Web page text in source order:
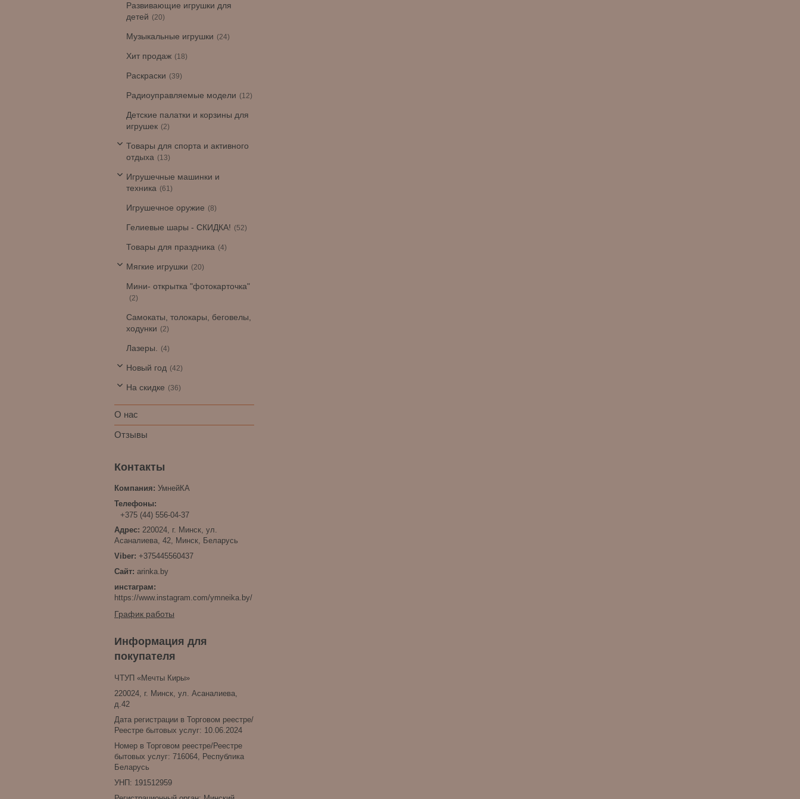
Развивающие игрушки для
детей
20
Музыкальные игрушки 24
Хит продаж 18
Раскраски 39
Радиоуправляемые модели 12
Детские палатки и корзины для
игрушек
2
Товары для спорта и активного
отдыха
13
Игрушечные машинки и
техника
61
Игрушечное оружие 8
Гелиевые шары - СКИДКА! 52
Товары для праздника 4
Мягкие игрушки 20
Мини- открытка "фотокарточка"
2
Самокаты, толокары, беговелы,
ходунки
2
Лазеры. 4
Новый год 42
На скидке 36
О нас
Отзывы
УмнейКА
+375 (44) 556-04-37
220024, г. Минск, ул.
Асаналиева, 42, Минск, Беларусь
+375445560437
arinka.by
инстаграм
https://www.instagram.com/ymneika.by/
График работы
Информация для
покупателя
ЧТУП «Мечты Киры»
220024, г. Минск, ул. Асаналиева,
д.42
Дата регистрации в Торговом реестре/
Реестре бытовых услуг: 10.06.2024
Номер в Торговом реестре/Реестре
бытовых услуг: 716064, Республика
Беларусь
УНП: 191512959